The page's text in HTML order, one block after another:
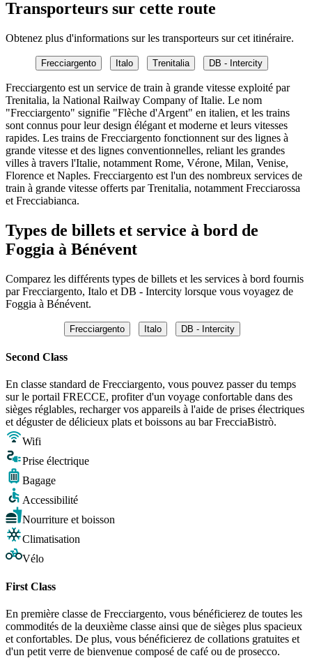
Transporteurs sur cette route
Obtenez plus d'informations sur les transporteurs sur cet itinéraire.
Frecciargento Italo Trenitalia DB - Intercity
Frecciargento est un service de train à grande vitesse exploité par
Trenitalia, la National Railway Company of Italie. Le nom
"Frecciargento" signifie "Flèche d'Argent" en italien, et les trains
sont connus pour leur design élégant et moderne et leurs vitesses
rapides. Les trains de Frecciargento fonctionnent sur des lignes à
grande vitesse et des lignes conventionnelles, reliant les grandes
villes à travers l'Italie, notamment Rome, Vérone, Milan, Venise,
Florence et Naples. Frecciargento est l'un des nombreux services de
train à grande vitesse offerts par Trenitalia, notamment Frecciarossa
et Frecciabianca.
Types de billets et service à bord de
Foggia à Bénévent
Comparez les différents types de billets et les services à bord fournis
par Frecciargento, Italo et DB - Intercity lorsque vous voyagez de
Foggia à Bénévent.
Frecciargento Italo DB - Intercity
Second Class
En classe standard de Frecciargento, vous pouvez passer du temps
sur le portail FRECCE, profiter d'un voyage confortable dans des
sièges réglables, recharger vos appareils à l'aide de prises électriques
et déguster de délicieux plats et boissons au bar FrecciaBistrò.
Wifi
Prise électrique
Bagage
Accessibilité
Nourriture et boisson
Climatisation
Vélo
First Class
En première classe de Frecciargento, vous bénéficierez de toutes les
commodités de la deuxième classe ainsi que de sièges plus spacieux
et confortables. De plus, vous bénéficierez de collations gratuites et
d'un petit verre de bienvenue composé de café ou de prosecco.